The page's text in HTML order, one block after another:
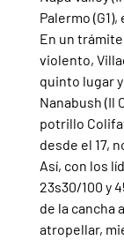
Palermo
En un
violento,
quinto lugar
Nanabush (Il
potrillo
desde el 17,
Así, con los
23s30/100 y
de la cancha
atropellar,